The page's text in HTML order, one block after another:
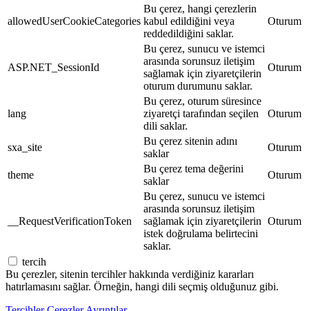
allowedUserCookieCategories
Bu çerez, hangi çerezlerin
kabul edildiğini veya
reddedildiğini saklar.
Oturum
ASP.NET_SessionId
Bu çerez, sunucu ve istemci
arasında sorunsuz iletişim
sağlamak için ziyaretçilerin
oturum durumunu saklar.
Oturum
lang
Bu çerez, oturum süresince
ziyaretçi tarafından seçilen
dili saklar.
Oturum
sxa_site
Bu çerez sitenin adını
saklar
Oturum
theme
Bu çerez tema değerini
saklar
Oturum
__RequestVerificationToken
Bu çerez, sunucu ve istemci
arasında sorunsuz iletişim
sağlamak için ziyaretçilerin
istek doğrulama belirtecini
saklar.
Oturum
tercih
Bu çerezler, sitenin tercihler hakkında verdiğiniz kararları
hatırlamasını sağlar. Örneğin, hangi dili seçmiş olduğunuz gibi.